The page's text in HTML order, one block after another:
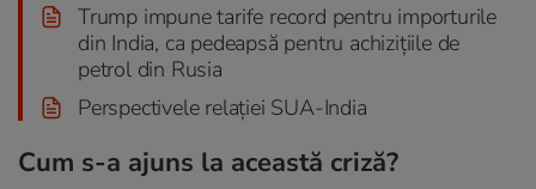
Trump impune tarife record pentru importurile
din India, ca pedeapsă pentru achizițiile de
petrol din Rusia
Perspectivele relației SUA-India
Cum s-a ajuns la această criză?